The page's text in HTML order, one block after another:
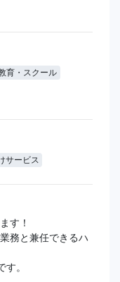
育・スクール
サービス
す！
務と兼任できるハ
。